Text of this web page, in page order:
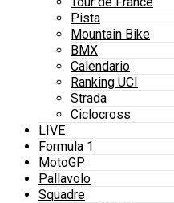
Pista
Mountain Bike
BMX
Calendario
Ranking UCI
Strada
Ciclocross
LIVE
Formula 1
MotoGP
Pallavolo
Squadre